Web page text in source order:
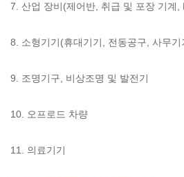
7. 산업 장비(제어반, 취급 및 포장 기계,
8. 소형기기(휴대기기, 전동공구, 사무기
9. 조명기구, 비상조명 및 발전기
10. 오프로드 차량
11. 의료기기